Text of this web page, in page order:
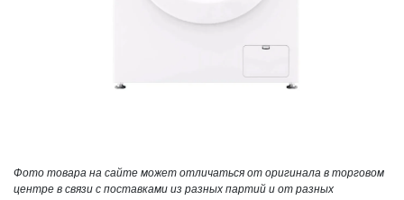
Фото товара на сайте может отличаться от оригинала в торговом
центре в связи с поставками из разных партий и от разных